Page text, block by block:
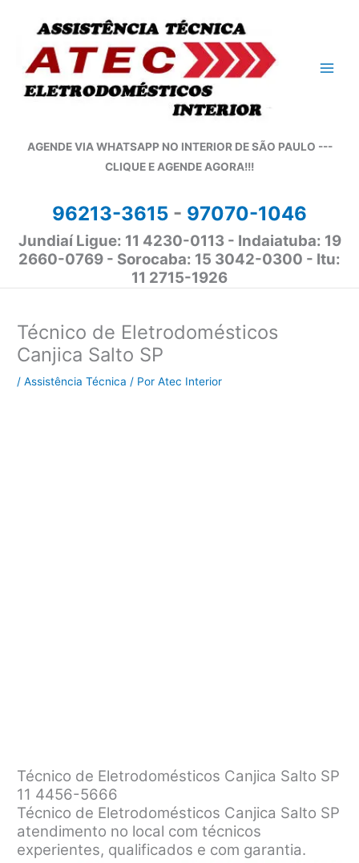
conteúdo
AGENDE VIA WHATSAPP NO INTERIOR DE SÃO PAULO ---
CLIQUE E AGENDE AGORA!!!
96213-3615 - 97070-1046
Jundiaí Ligue: 11 4230-0113 - Indaiatuba: 19
2660-0769 - Sorocaba: 15 3042-0300 - Itu:
11 2715-1926
Técnico de Eletrodomésticos
Canjica Salto SP
/Assistência Técnica / PorAtec Interior
Técnico de Eletrodomésticos Canjica Salto SP
11 4456-5666
Técnico de Eletrodomésticos Canjica Salto SP
atendimento no local com técnicos
experientes, qualificados e com garantia.